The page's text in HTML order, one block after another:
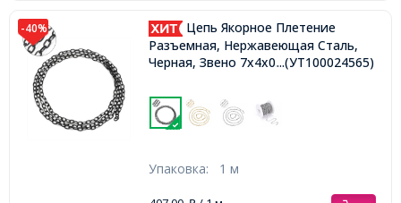
-40%
Цепь Якорное Плетение
Разъемная, Нержавеющая Сталь,
Черная, Звено 7х4х0.8 мм,...(УТ100024565)
Упаковка: 1 м